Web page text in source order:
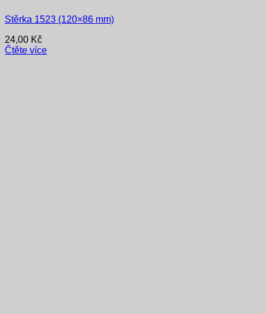
Stěrka 1523 (120×86 mm)
24,00 Kč
Čtěte více